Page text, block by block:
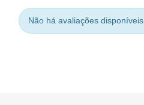
Não há avaliações disponíveis.